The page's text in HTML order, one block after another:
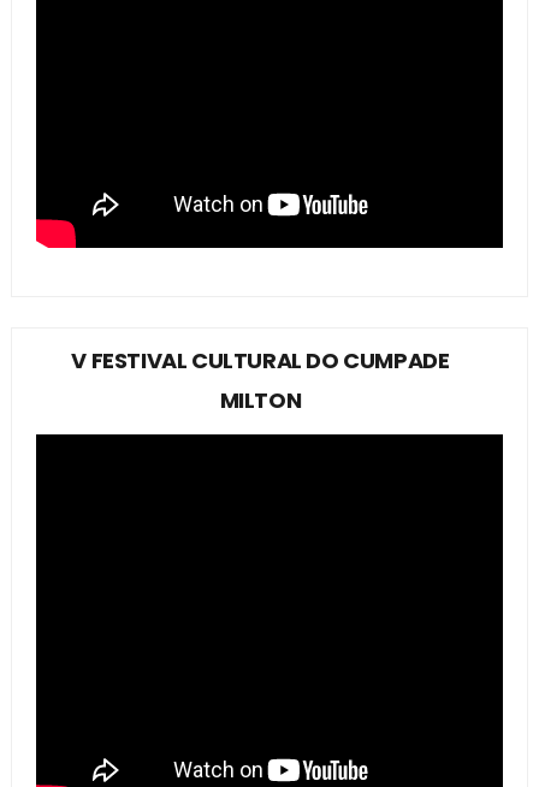
V FESTIVAL CULTURAL DO CUMPADE
MILTON